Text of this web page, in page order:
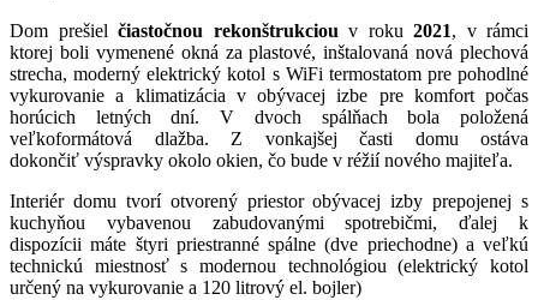
Dom prešiel čiastočnou rekonštrukciou v roku 2021, v rámci
ktorej boli vymenené okná za plastové, inštalovaná nová plechová
strecha, moderný elektrický kotol s WiFi termostatom pre pohodlné
vykurovanie a klimatizácia v obývacej izbe pre komfort počas
horúcich letných dní. V dvoch spálňach bola položená
veľkoformátová dlažba. Z vonkajšej časti domu ostáva
dokončiť výspravky okolo okien, čo bude v réžií nového majiteľa.
Interiér domu tvorí otvorený priestor obývacej izby prepojenej s
kuchyňou vybavenou zabudovanými spotrebičmi, ďalej k
dispozícii máte štyri priestranné spálne (dve priechodne) a veľkú
technickú miestnosť s modernou technológiou (elektrický kotol
určený na vykurovanie a 120 litrový el. bojler)